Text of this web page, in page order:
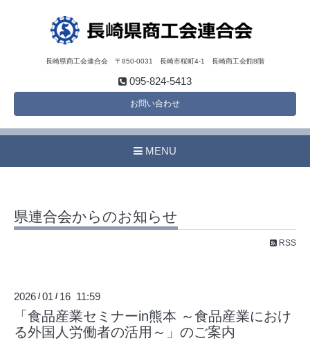
長崎県商工会連合会 〒850-0031 長崎市桜町4-1 長崎商工会館8階
095-824-5413
お問い合わせ
MENU
県連合会からのお知らせ
RSS
2026 /01 / 16 11:59
「食品産業セミナーin熊本 ～食品産業におけ
る外国人労働者の活用～」のご案内